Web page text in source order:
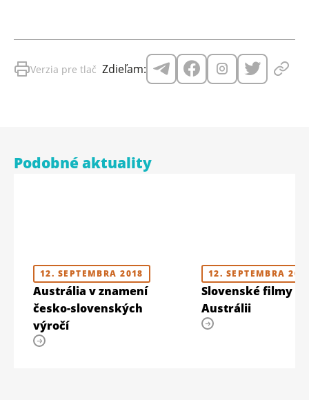
Verzia pre tlač Zdieľam:
Podobné aktuality
12. SEPTEMBRA 2018
Austrália v znamení
česko-slovenských
výročí
12. SEPTEMBRA
Slovenské filmy
Austrálii